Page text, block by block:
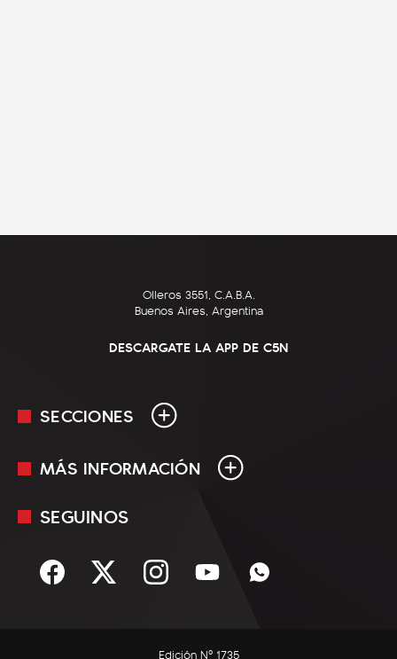
Olleros 3551, C.A.B.A.
Buenos Aires, Argentina
DESCARGATE LA APP DE C5N
SECCIONES
En Vivo
Sociedad
MÁS INFORMACIÓN
Mediakit
Términos y condiciones
SEGUINOS
Edición Nº 1735